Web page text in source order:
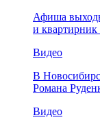
Афиша
и квартирник
Видео
В
Романа
Видео